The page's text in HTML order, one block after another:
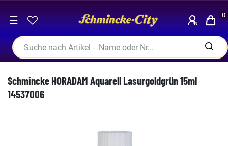
☰ 0
Schmincke HORADAM Aquarell Lasurgoldgrün 15ml
14537006